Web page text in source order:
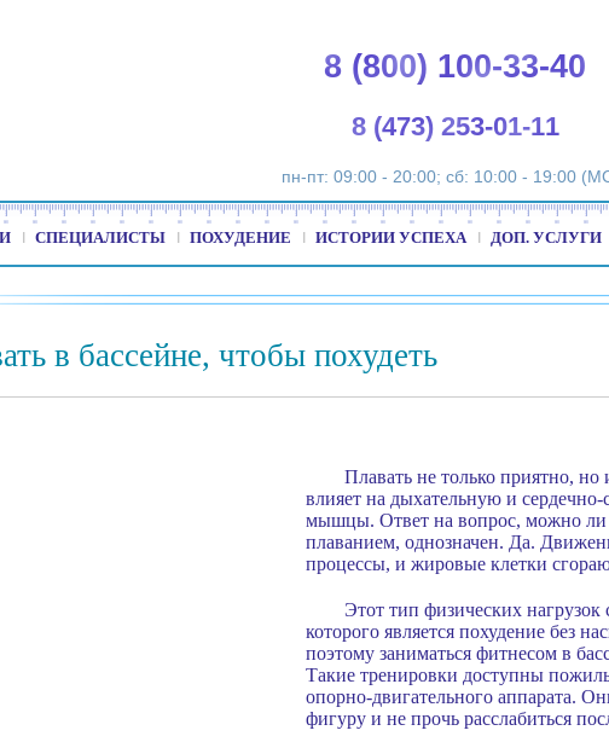
8 (800) 100-33-40
8 (473) 253-01-11
пн-пт: 09:00 - 20:00; сб: 10:00 - 19:00
СПЕЦИАЛИСТЫ ПОХУДЕНИЕ ИСТОРИИ УСПЕХА ДОП. УСЛУГИ
в бассейне, чтобы похудеть
Плавать не только приятно, но
влияет на дыхательную и
мышцы. Ответ на вопрос, можно ли
плаванием, однозначен. Да.
процессы, и жировые клетки
Этот тип физических
которого является похудение без
поэтому заниматься фитнесом в
Такие тренировки доступны
опорно-двигательного аппарата.
фигуру и не прочь расслабиться